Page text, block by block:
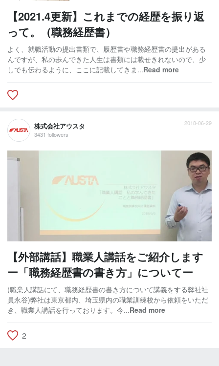
【2021.4更新】これまでの経歴を振り返
って。（職務経歴書）
よく、就職活動の提出書類で、履歴書や職務経歴書の提出がある
んですが、私の歩んできた人生は書類には載せきれないので、少
しでも伝わるように、ここに記載してきま...Read more
株式会社アウスタ
3431 followers
2018-06-29
【外部講話】職業人講話をご紹介します
ー「職務経歴書の書き方」についてー
(職業人講話にて、職務経歴書の書き方について講義をする弊社社
員永谷)弊社は東京都内、埼玉県内の職業訓練校から依頼をいただ
き、職業人講話を行っております。今...Read more
2